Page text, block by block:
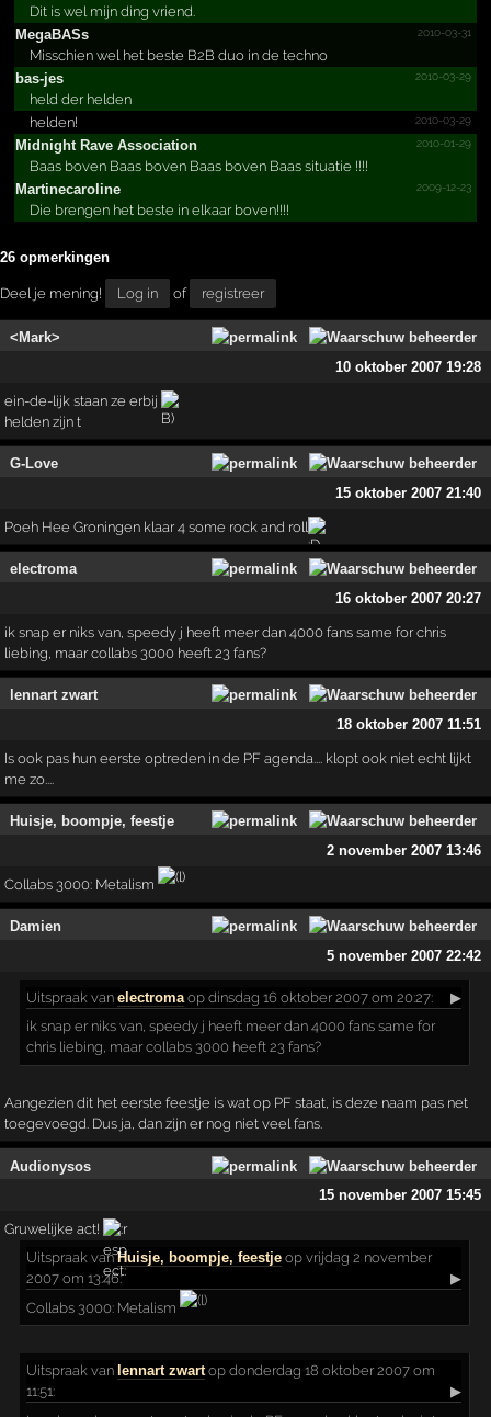
Dit is wel mijn ding vriend.
MegaBASs
2010-03-31
Misschien wel het beste B2B duo in de techno
bas-jes
2010-03-29
held der helden
2010-03-29
helden!
Midnight Rave Association
2010-01-29
Baas boven Baas boven Baas boven Baas situatie !!!!
Martin­ecarol­ine
2009-12-23
Die brengen het beste in elkaar boven!!!!
26 opmerkingen
Deel je mening! Log in of registreer
<Mark>
10 oktober 2007 19:28
ein-de-lijk staan ze erbij
helden zijn t
G-Love
15 oktober 2007 21:40
Poeh Hee Groningen klaar 4 some rock and roll
electroma
16 oktober 2007 20:27
ik snap er niks van, speedy j heeft meer dan 4000 fans same for chris
liebing, maar collabs 3000 heeft 23 fans?
lennart zwart
18 oktober 2007 11:51
Is ook pas hun eerste optreden in de PF agenda.... klopt ook niet echt lijkt
me zo....
Huisje, boompje, feestje
2 november 2007 13:46
Collabs 3000: Metalism
Damien
5 november 2007 22:42
Uitspraak vanelectromaop dinsdag 16 oktober 2007 om 20:27:
▶
ik snap er niks van, speedy j heeft meer dan 4000 fans same for
chris liebing, maar collabs 3000 heeft 23 fans?
Aangezien dit het eerste feestje is wat op PF staat, is deze naam pas net
toegevoegd. Dus ja, dan zijn er nog niet veel fans.
Audionysos
15 november 2007 15:45
Gruwelijke act!
Uitspraak vanHuisje, boompje, feestje op vrijdag 2 november
2007 om 13:46:
▶
Collabs 3000: Metalism
Uitspraak van lennart zwartop donderdag 18 oktober 2007 om
11:51:
▶